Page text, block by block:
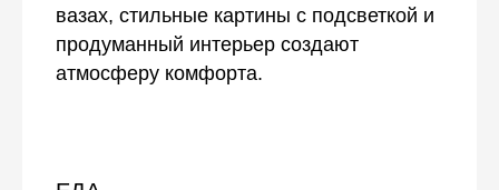
вазах, стильные картины с подсветкой и
продуманный интерьер создают
атмосферу комфорта.